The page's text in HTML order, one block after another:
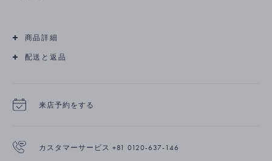
商品詳細
配送と返品
来店予約をする
カスタマーサービス +81 0120-637-146